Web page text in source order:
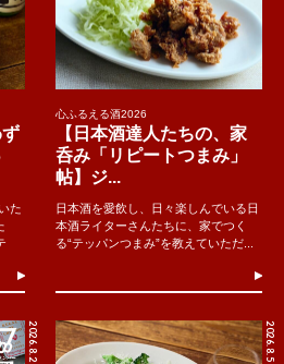
た
心ふるえる酒2026
【日本酒達人たちの、家
呑み「リピートつまみ」
帖】ジ...
日本酒を愛飲し、日々楽しんでいる日
本酒ライターさんたちに、家でつく
る“テッパンつまみ”を教えていただ...
2026.8.2 2026.8.5